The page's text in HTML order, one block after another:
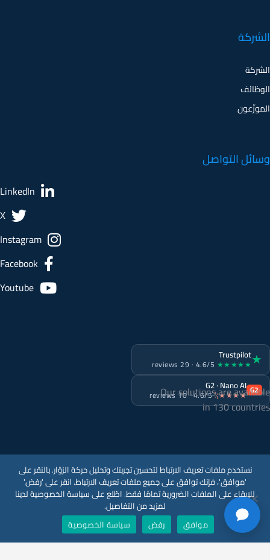
الشركة
الشركة
الوظائف
الموزّعون
وسائل التواصل
LinkedIn
X
Instagram
Facebook
Youtube
G2
G2 · Nano AI
★★★★½
4.6/5 · 10 reviews
★
Trustpilot
★★★★★
4.6/5 · 29 reviews
Our solutions are available
in 130 countries
© Copyright 2026
V-Count . جميع الحقوق محفوظة.
سياسة الخصوصية
سياسة أمن المعلومات
نستخدم ملفات تعريف الارتباط لتحسين تجربتك وتحليل حركة الزوّار. بالنقر على
'موافق'، فإنك توافق على جميع ملفات تعريف الارتباط. انقر على 'رفض'
للإبقاء على الملفات الضرورية تمامًا فقط. اطّلع على سياسة الخصوصية لدينا
لمزيد من التفاصيل.
موافق
رفض سياسة الخصوصية